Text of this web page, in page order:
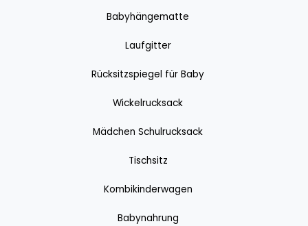
Babyhängematte
Laufgitter
Rücksitzspiegel für Baby
Wickelrucksack
Mädchen Schulrucksack
Tischsitz
Kombikinderwagen
Babynahrung